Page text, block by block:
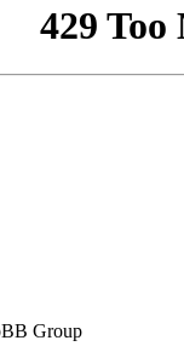
Group